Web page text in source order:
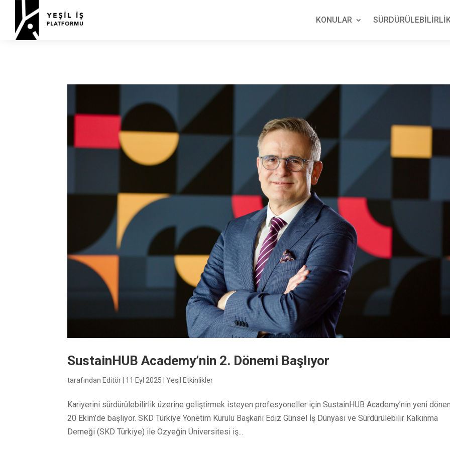
KONULAR
SustainHUB Academy’nin 2. Dönemi Başlıyor
tarafından Editör 11 Eyl 2025 |Yeşil Etkinlikler
Kariyerini sürdürülebilirlik üzerine geliştirmek isteyen profesyoneller için SustainHUB Academy’nin yeni
20 Ekim’de başlıyor. SKD Türkiye Yönetim Kurulu Başkanı Ediz Günsel İş Dünyası ve Sürdürülebilir Kalkınma
Derneği (SKD Türkiye) ile Özyeğin Üniversitesi iş...